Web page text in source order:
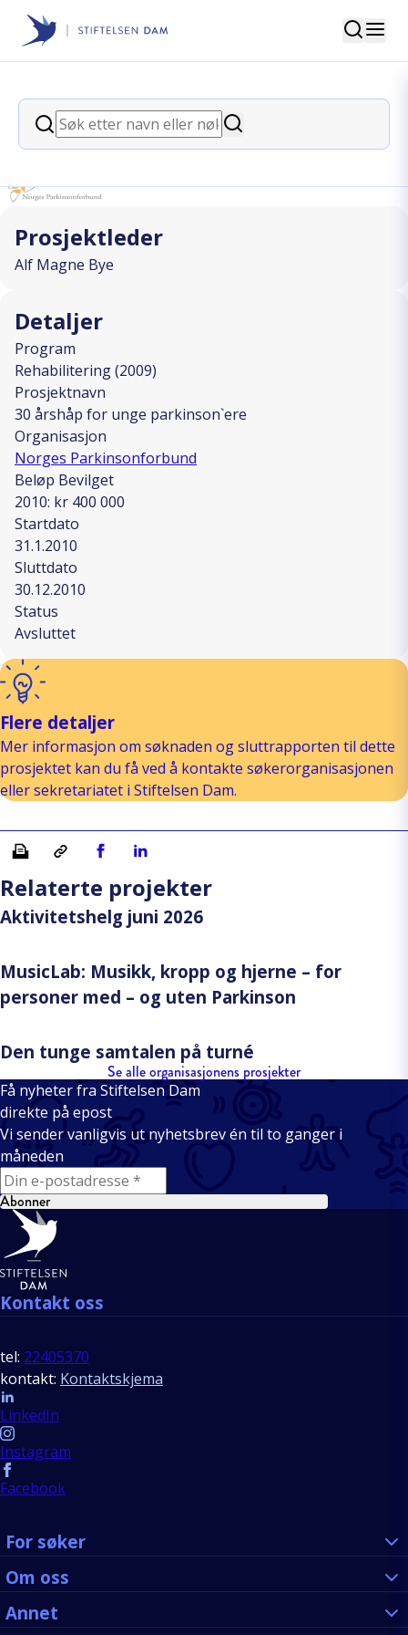
Stiftelsen Dam
Søk
Søk
Søk
back
30 årshåp for unge parkinson`ere
Prosjektleder
Alf Magne Bye
Detaljer
Program
Rehabilitering (2009)
Prosjektnavn
30 årshåp for unge parkinson`ere
Organisasjon
Norges Parkinsonforbund
Beløp Bevilget
2010: kr 400 000
Startdato
31.1.2010
Sluttdato
30.12.2010
Status
Avsluttet
Flere detaljer
Mer informasjon om søknaden og sluttrapporten til dette
prosjektet kan du få ved å kontakte søkerorganisasjonen
eller sekretariatet i Stiftelsen Dam.
Skriv ut Kopiera länkDel på Facebook
Del på Linkedin
Relaterte projekter
Aktivitetshelg juni 2026
MusicLab: Musikk, kropp og hjerne – for
personer med – og uten Parkinson
Den tunge samtalen på turné
Se alle organisasjonens prosjekter
Få nyheter fra Stiftelsen Dam
direkte på epost
Vi sender vanligvis ut nyhetsbrev én til to ganger i
måneden
E-mail
Abonner
Bunntekst
Kontakt oss
tel: 22405370
kontakt: Kontaktskjema
Follow us
LinkedIn
Instagram
Facebook
For søker
Om oss
Annet